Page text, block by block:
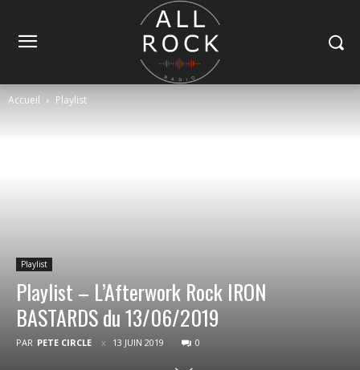
Accueil Playlist
Playlist
Playlist – L’Afterwork Rock IRON
BASTARDS du 13/06/2019
PAR PETE CIRCLE 13 JUIN 2019 0